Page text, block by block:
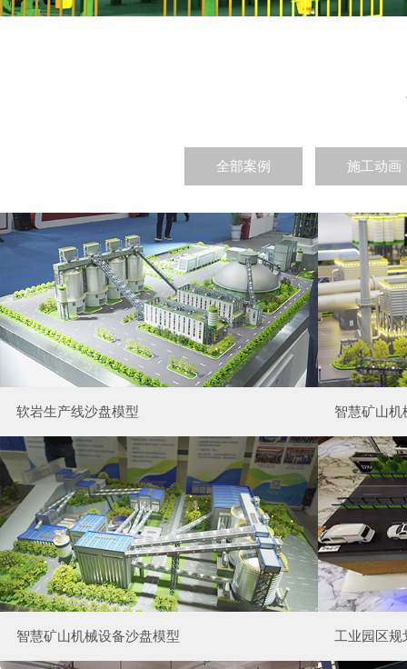
全部案例 施工动画
软岩生产线沙盘模型 智慧矿山机
智慧矿山机械设备沙盘模型 工业园区规